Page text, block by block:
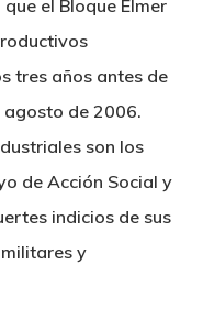
el Bloque Elmer
tres años antes de
agosto de 2006.
son los
de Acción Social y
indicios de sus
y